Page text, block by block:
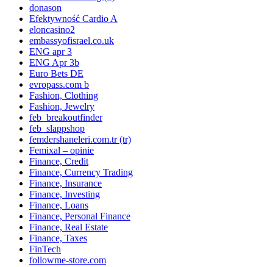
donason
Efektywność Cardio A
eloncasino2
embassyofisrael.co.uk
ENG apr 3
ENG Apr 3b
Euro Bets DE
evropass.com b
Fashion, Clothing
Fashion, Jewelry
feb_breakoutfinder
feb_slappshop
femdershaneleri.com.tr (tr)
Femixal – opinie
Finance, Credit
Finance, Currency Trading
Finance, Insurance
Finance, Investing
Finance, Loans
Finance, Personal Finance
Finance, Real Estate
Finance, Taxes
FinTech
followme-store.com